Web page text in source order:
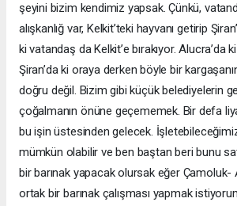
şeyini bizim kendimiz yapsak. Çünkü,
alışkanlığ var, Kelkit’teki hayvanı getirip
ki vatandaş da Kelkit’e bırakıyor. Alucra’da
Şiran’da ki oraya derken böyle bir
doğru değil. Bizim gibi küçük belediyelerin
çoğalmanın önüne geçememek. Bir defa
bu işin üstesinden gelecek.
mümkün olabilir ve ben baştan beri bunu
bir barınak yapacak olursak eğer Çamoluk-
ortak bir barınak çalışması yapmak